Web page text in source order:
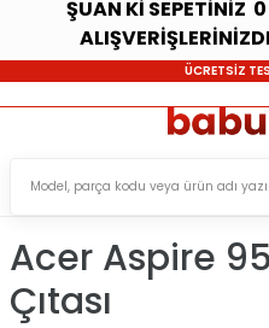
ŞUAN Kİ SEPETİNİZ
ÜCRETSİZ
Acer Aspire
Çıtası